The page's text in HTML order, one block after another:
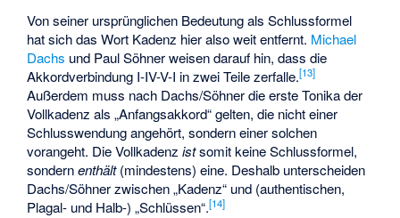
Von seiner ursprünglichen Bedeutung als Schlussformel
hat sich das Wort Kadenz hier also weit entfernt. Michael
Dachs und Paul Söhner weisen darauf hin, dass die
Akkordverbindung I-IV-V-I in zwei Teile zerfalle.[13]
Außerdem muss nach Dachs/Söhner die erste Tonika der
Vollkadenz als „Anfangsakkord“ gelten, die nicht einer
Schlusswendung angehört, sondern einer solchen
vorangeht. Die Vollkadenzistsomit keine Schlussformel,
sondernenthält(mindestens) eine. Deshalb unterscheiden
Dachs/Söhner zwischen „Kadenz“ und (authentischen,
Plagal- und Halb-) „Schlüssen“.[14]